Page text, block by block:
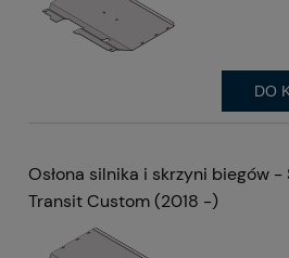
DO
Osłona silnika i skrzyni biegów -
Transit Custom (2018 -)